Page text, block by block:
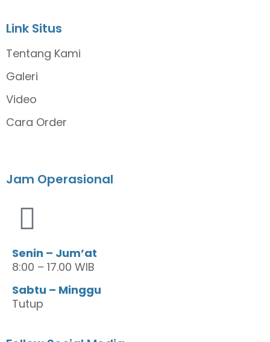
Link Situs
Tentang Kami
Galeri
Video
Cara Order
Jam Operasional
Senin – Jum’at
8:00 – 17.00 WIB
Sabtu – Minggu
Tutup